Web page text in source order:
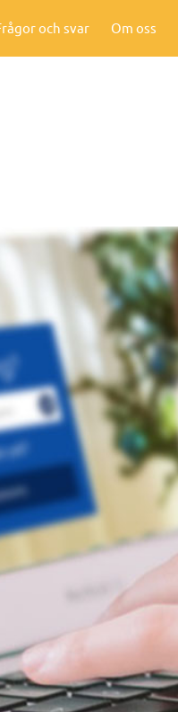
och svar Om oss